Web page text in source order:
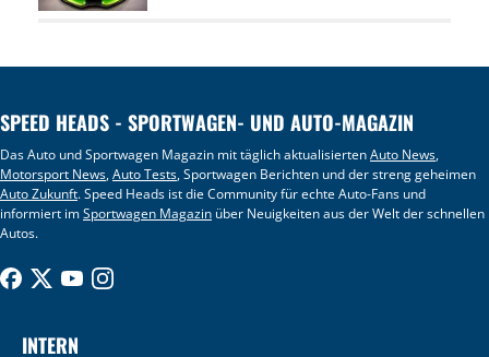
SPEED HEADS - SPORTWAGEN- UND AUTO-MAGAZIN
Das Auto und Sportwagen Magazin mit täglich aktualisiertenAuto News,
Motorsport News,Auto Tests, Sportwagen Berichten und der streng geheimen
Auto Zukunft. Speed Heads ist die Community für echte Auto-Fans und
informiert imSportwagen Magazin über Neuigkeiten aus der Welt der schnellen
Autos.
INTERN